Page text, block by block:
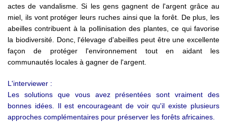
actes de vandalisme. Si les gens gagnent de l'argent grâce au
miel, ils vont protéger leurs ruches ainsi que la forêt. De plus, les
abeilles contribuent à la pollinisation des plantes, ce qui favorise
la biodiversité. Donc, l'élevage d'abeilles peut être une excellente
façon de protéger l'environnement tout en aidant les
communautés locales à gagner de l'argent.
L'interviewer :
Les solutions que vous avez présentées sont vraiment des
bonnes idées. Il est encourageant de voir qu'il existe plusieurs
approches complémentaires pour préserver les forêts africaines.